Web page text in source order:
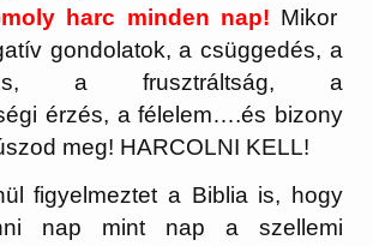
harc minden nap! Mikor
gondolatok, a csüggedés, a
a frusztráltság, a
érzés, a félelem….és bizony
meg! HARCOLNI KELL!
figyelmeztet a Biblia is, hogy
nap mint nap a szellemi